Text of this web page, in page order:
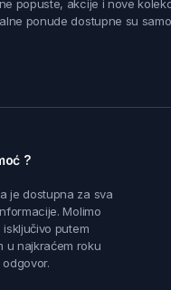
popuste, akcije i nove
ponude dostupne su samo
?
je dostupna za sva
Molimo
putem
u najkraćem roku